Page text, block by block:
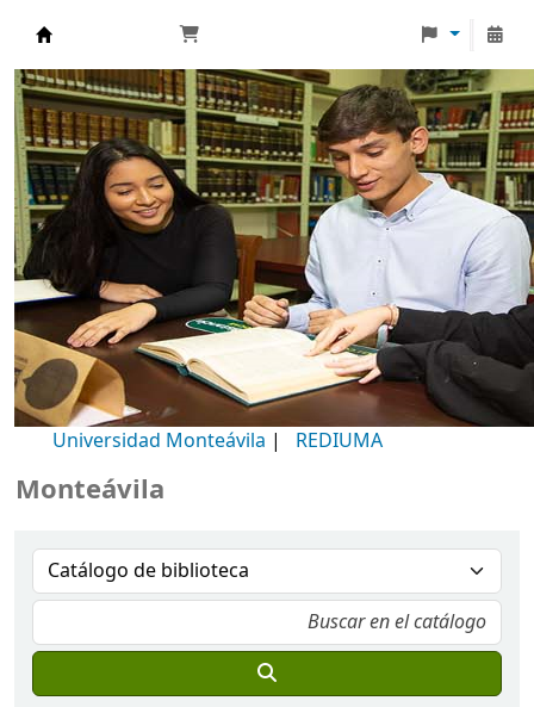
Biblioteca Universidad Monteávila
Universidad Monteávila | REDIUMA